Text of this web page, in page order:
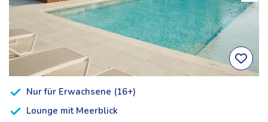
Nur für Erwachsene (16+)
Lounge mit Meerblick